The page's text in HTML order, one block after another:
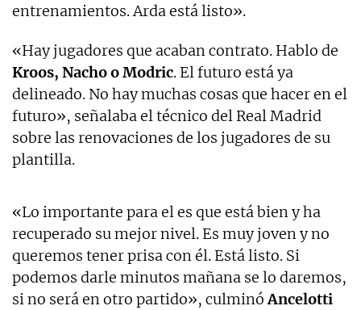
entrenamientos. Arda está listo».
«Hay jugadores que acaban contrato. Hablo de
Kroos, Nacho o Modric. El futuro está ya
delineado. No hay muchas cosas que hacer en el
futuro», señalaba el técnico del Real Madrid
sobre las renovaciones de los jugadores de su
plantilla.
«Lo importante para el es que está bien y ha
recuperado su mejor nivel. Es muy joven y no
queremos tener prisa con él. Está listo. Si
podemos darle minutos mañana se lo daremos,
si no será en otro partido», culminóAncelotti